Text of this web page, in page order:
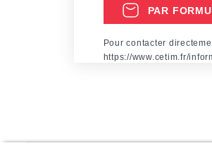
PAR
Pour contacter
https://www.cetim.fr/